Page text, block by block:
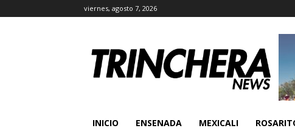
viernes, agosto 7, 2026
INICIO ENSENADA MEXICALI